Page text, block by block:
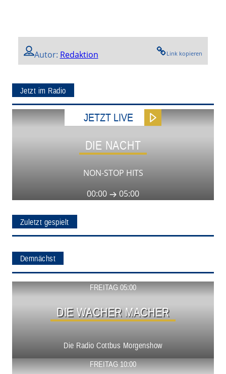
Autor: Redaktion Link kopieren
Jetzt im Radio
JETZT LIVE
DIE NACHT
NON-STOP HITS
00:00
05:00
Zuletzt gespielt
Demnächst
FREITAG 05:00
DIE WACHER MACHER
Die Radio Cottbus Morgenshow
Show ansehen
FREITAG 10:00
Show ansehen